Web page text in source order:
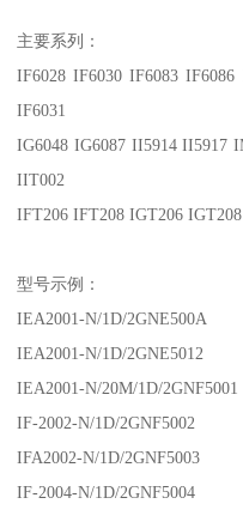
主要系列：
IF6028 IF6030 IF6083
IF6031
IG6048 IG6087 II5914 II5917
IIT002
IFT206 IFT208 IGT206
型号示例：
IEA2001-N/1D/2GNE500A
IEA2001-N/1D/2GNE5012
IEA2001-N/20M/1D/2GNF5001
IF-2002-N/1D/2GNF5002
IFA2002-N/1D/2GNF5003
IF-2004-N/1D/2GNF5004